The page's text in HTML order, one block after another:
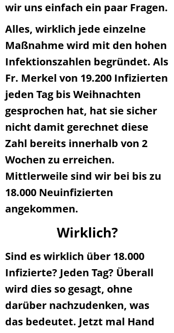
wir uns einfach ein paar Fragen.
Alles, wirklich jede einzelne
Maßnahme wird mit den hohen
Infektionszahlen begründet. Als
Fr. Merkel von 19.200 Infizierten
jeden Tag bis Weihnachten
gesprochen hat, hat sie sicher
nicht damit gerechnet diese
Zahl bereits innerhalb von 2
Wochen zu erreichen.
Mittlerweile sind wir bei bis zu
18.000 Neuinfizierten
angekommen.
Wirklich?
Sind es wirklich über 18.000
Infizierte? Jeden Tag? Überall
wird dies so gesagt, ohne
darüber nachzudenken, was
das bedeutet. Jetzt mal Hand